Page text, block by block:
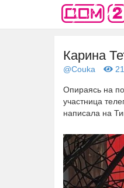
Карина
@Couka
Опираясь на
участница
написала на